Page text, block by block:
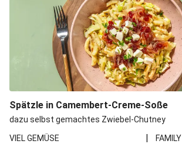
Spätzle in Camembert-Creme-Soße
dazu selbst gemachtes Zwiebel-Chutney
VIEL GEMÜSE
| FAMILY